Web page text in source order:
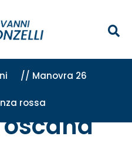
// Manovra 26
rossa
Toscana»